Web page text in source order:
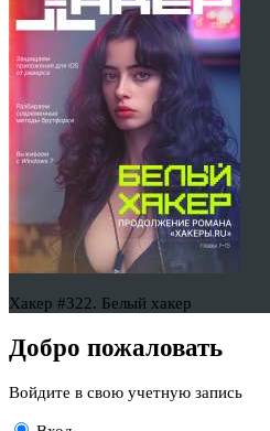
Хакер #322. Белый хакер
Добро пожаловать
Войдите в свою учетную запись